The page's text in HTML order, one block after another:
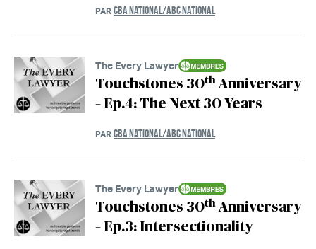
PAR CBA NATIONAL/ABC NATIONAL
The Every Lawyer
Touchstones 30th Anniversary
– Ep.4: The Next 30 Years
PAR CBA NATIONAL/ABC NATIONAL
The Every Lawyer
Touchstones 30th Anniversary
– Ep.3: Intersectionality